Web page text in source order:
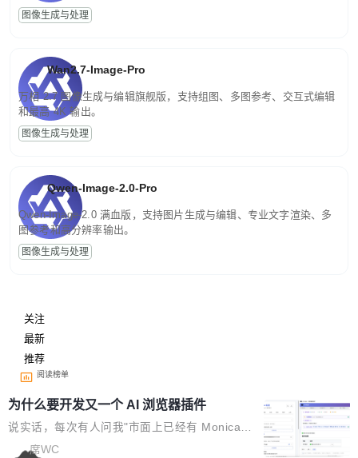
图像生成与处理
Wan2.7-Image-Pro
万相 2.7 图像生成与编辑旗舰版，支持组图、多图参考、交互式编辑
和最高 4K 输出。
图像生成与处理
Qwen-Image-2.0-Pro
Qwen-Image-2.0 满血版，支持图片生成与编辑、专业文字渲染、多
图参考和高分辨率输出。
图像生成与处理
关注
最新
推荐
阅读榜单
为什么要开发又一个 AI 浏览器插件
说实话，每次有人问我"市面上已经有 Monica、
Sider、Copilot for Chrome 这些 AI 浏览器插件
席WC